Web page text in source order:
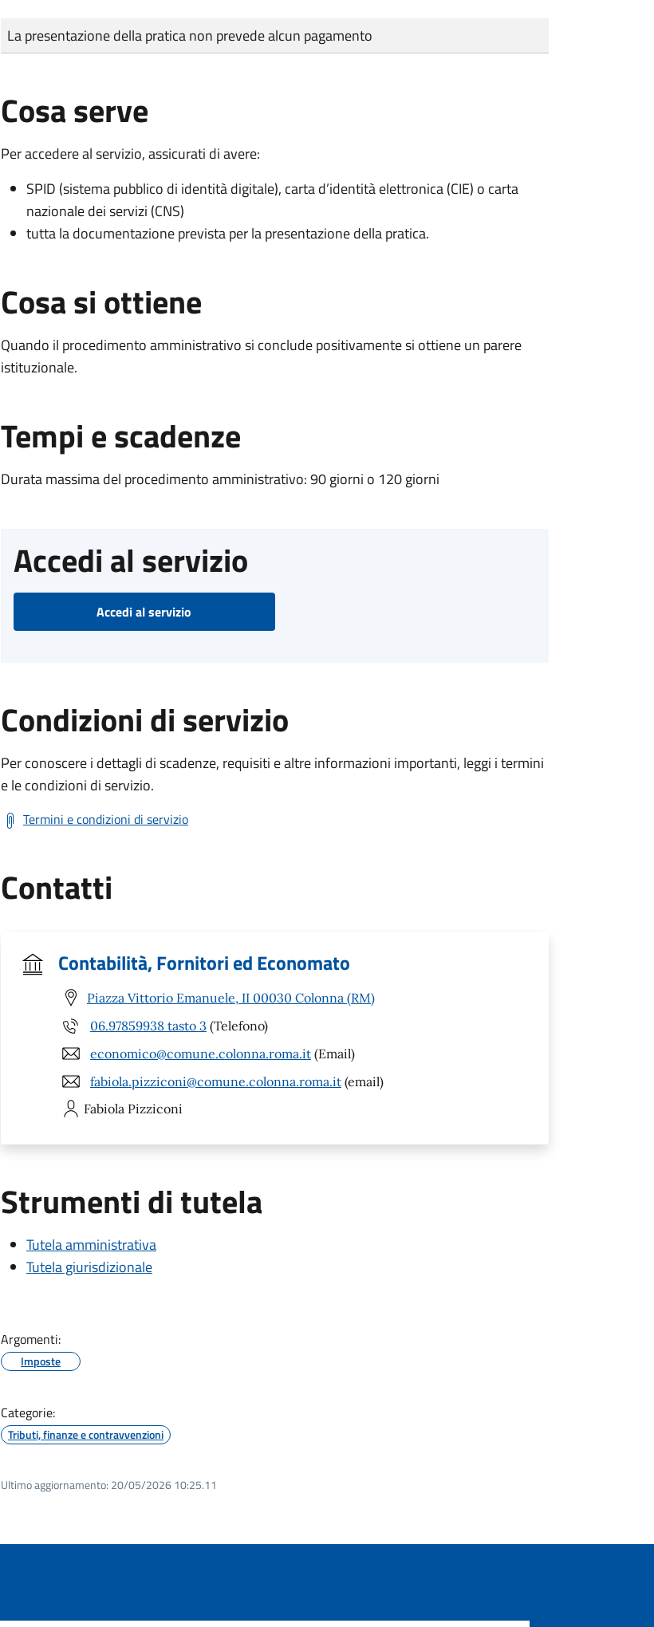
Tipo di pagamento
Importo
La presentazione della pratica non prevede alcun pagamento
Cosa serve
Per accedere al servizio, assicurati di avere:
SPID (sistema pubblico di identità digitale), carta d’identità elettronica (CIE) o carta
nazionale dei servizi (CNS)
tutta la documentazione prevista per la presentazione della pratica.
Cosa si ottiene
Quando il procedimento amministrativo si conclude positivamente si ottiene un parere
istituzionale.
Tempi e scadenze
Durata massima del procedimento amministrativo: 90 giorni o 120 giorni
Accedi al servizio
Accedi al servizio
Condizioni di servizio
Per conoscere i dettagli di scadenze, requisiti e altre informazioni importanti, leggi i termini
e le condizioni di servizio.
Termini e condizioni di servizio
Contatti
Contabilità, Fornitori ed Economato
Piazza Vittorio Emanuele, II 00030 Colonna (RM)
06.97859938 tasto 3 (Telefono)
economico@comune.colonna.roma.it (Email)
fabiola.pizziconi@comune.colonna.roma.it (email)
Fabiola Pizziconi
Strumenti di tutela
Tutela amministrativa
Tutela giurisdizionale
Argomenti:
Imposte
Categorie:
Tributi, finanze e contravvenzioni
Ultimo aggiornamento: 20/05/2026 10:25.11